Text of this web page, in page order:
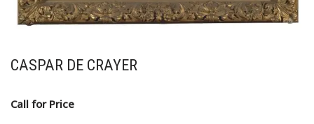
CASPAR DE CRAYER
Call for Price